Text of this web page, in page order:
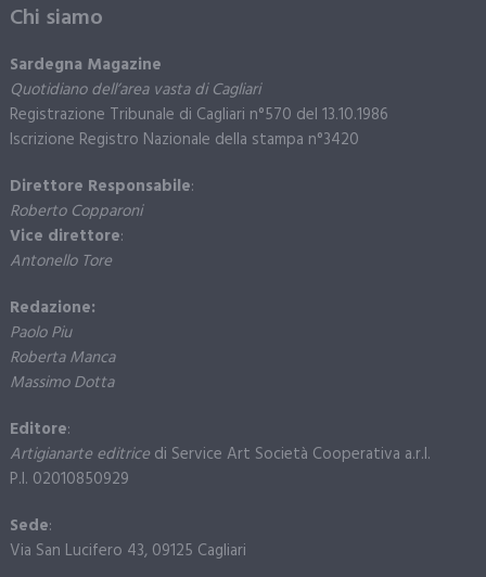
Chi siamo
Sardegna Magazine
Quotidiano dell’area vasta di Cagliari
Registrazione Tribunale di Cagliari n°570 del 13.10.1986
Iscrizione Registro Nazionale della stampa n°3420
Direttore Responsabile:
Roberto Copparoni
Vice direttore:
Antonello Tore
Redazione:
Paolo Piu
Roberta Manca
Massimo Dotta
Editore:
Artigianarte editricedi Service Art Società Cooperativa a.r.l.
P.I. 02010850929
Sede:
Via San Lucifero 43, 09125 Cagliari